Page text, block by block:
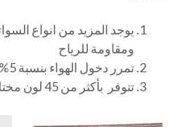
يوجد المزيد من انواع
ومقاومة للرياح
تمرر دخول الهواء بنسبة 5%
تتوفر بأكثر من 45 لون مختلف